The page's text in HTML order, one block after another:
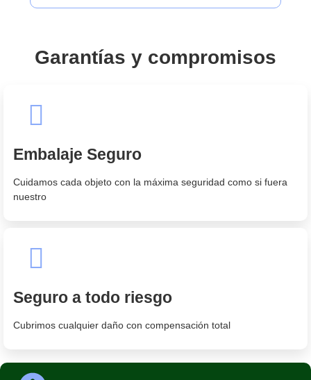
Garantías y compromisos
Embalaje Seguro
Cuidamos cada objeto con la máxima seguridad como si fuera
nuestro
Seguro a todo riesgo
Cubrimos cualquier daño con compensación total